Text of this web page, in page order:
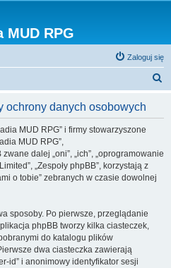
MUD RPG
Zaloguj się
ochrony danych osobowych
MUD RPG” i firmy stowarzyszone
MUD RPG”,
dalej „oni”, „ich”, „oprogramowanie
„Zespoły phpBB”, korzystają z
o tobie” zebranych w czasie dowolnej
sposoby. Po pierwsze, przeglądanie
phpBB tworzy kilka ciasteczek,
do katalogu plików
dwa ciasteczka zawierają
id” i anonimowy identyfikator sesji